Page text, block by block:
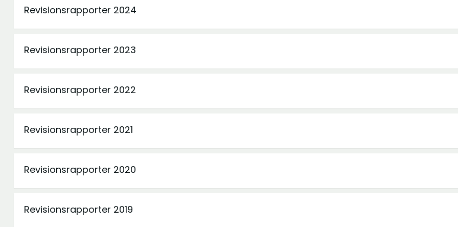
Revisionsrapporter 2024
Revisionsrapporter 2023
Revisionsrapporter 2022
Revisionsrapporter 2021
Revisionsrapporter 2020
Revisionsrapporter 2019